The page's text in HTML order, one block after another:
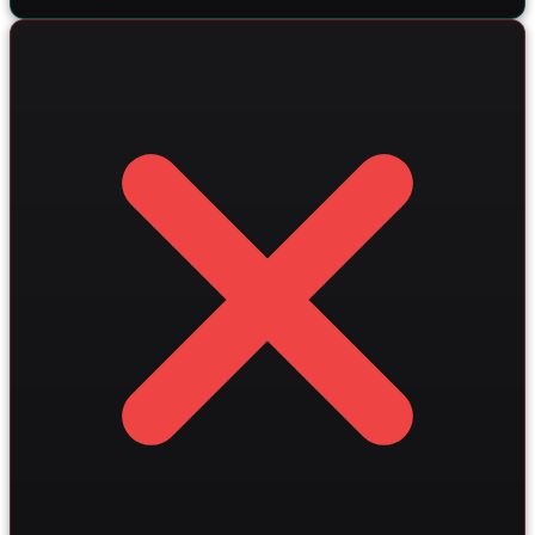
Python и интеграцию с OpenAI GPT для автоматической
подход к автоматизации и SEO-оптимизации позволяет
увеличить органический трафик и поднять средний чек
на 15-30% уже в первые месяцы после запуска.